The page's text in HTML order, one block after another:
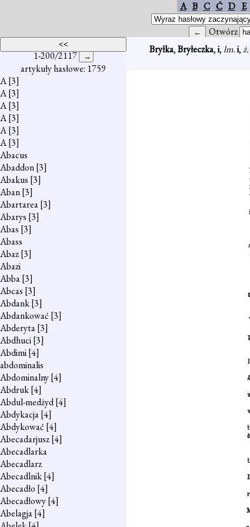
A B C Ć D E
Otwórz
1-200/2117
artykuły hasłowe: 1759
A[3]
A[3]
A[3]
A[3]
A[3]
A[3]
Abacus
Abaddon[3]
Abakus [3]
Aban[3]
Abartarea[3]
Abarys [3]
Abas [3]
Abass
Abaz[3]
Abazi
Abba[3]
Abcas [3]
Abdank[3]
Abdankować [3]
Abderyta[3]
Abdhuci[3]
Abdimi[4]
abdominalis
Abdominalny[4]
Abdruk[4]
Abdul-medżyd[4]
Abdykacja[4]
Abdykować [4]
Abecadarjusz[4]
Abecadlarka
Abecadlarz
Abecadlnik[4]
Abecadło [4]
Abecadłowy[4]
Abelagja[4]
Bryłka,Bryłeczka,i,lm.i,ż.